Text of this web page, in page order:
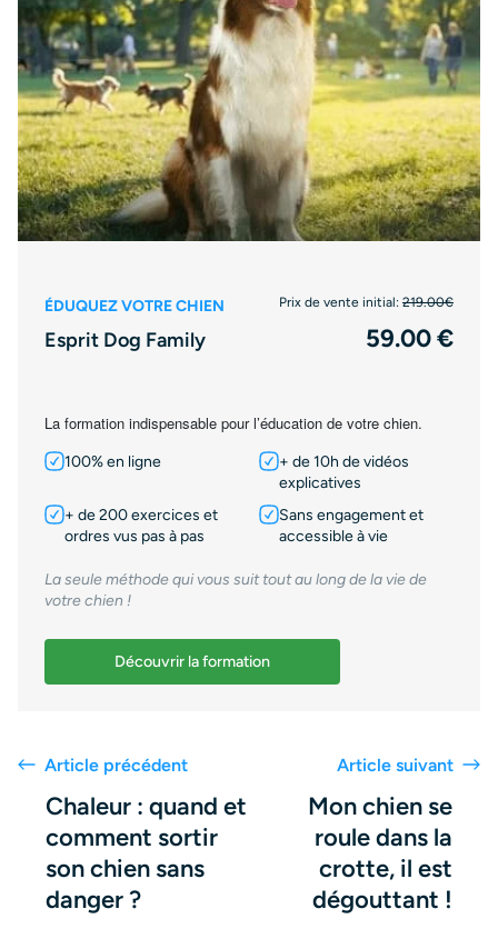
ÉDUQUEZ VOTRE CHIEN Prix de vente initial: 219.00€
Esprit Dog Family 59.00 €
La formation indispensable pour l’éducation de votre chien.
100% en ligne
+ de 10h de vidéos
explicatives
+ de 200 exercices et
ordres vus pas à pas
Sans engagement et
accessible à vie
La seule méthode qui vous suit tout au long de la vie de
votre chien !
Découvrir la formation
Article précédent
Chaleur : quand et
comment sortir
son chien sans
danger ?
Article suivant
Mon chien se
roule dans la
crotte, il est
dégouttant !